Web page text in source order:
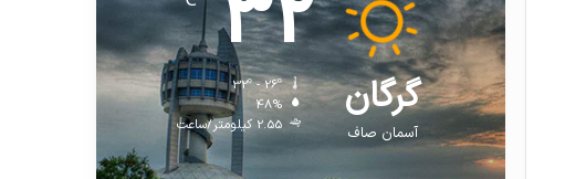
گرگان
آسمان صاف
32º - 26º
48%
2.55 کیلومتر/ساعت